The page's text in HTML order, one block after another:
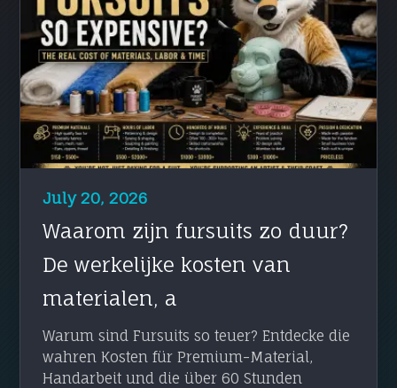
July 20, 2026
Waarom zijn fursuits zo duur?
De werkelijke kosten van
materialen, a
Warum sind Fursuits so teuer? Entdecke die
wahren Kosten für Premium-Material,
Handarbeit und die über 60 Stunden